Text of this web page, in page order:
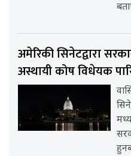
अमेरिकी सिनेटद्वारा
अस्थायी कोष विधेयक